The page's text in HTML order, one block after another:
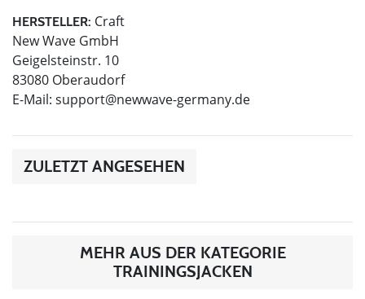
HERSTELLER: Craft
New Wave GmbH
Geigelsteinstr. 10
83080 Oberaudorf
E-Mail: support@newwave-germany.de
ZULETZT ANGESEHEN
MEHR AUS DER KATEGORIE
TRAININGSJACKEN